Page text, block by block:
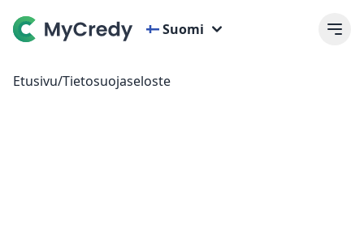
Suomi
Etusivu/Tietosuojaseloste